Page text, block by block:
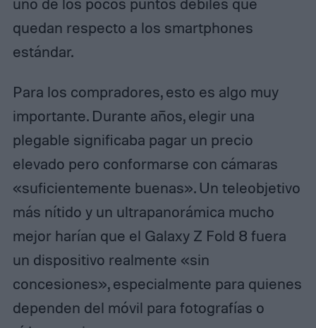
quedan respecto a los smartphones
estándar.
Para los compradores, esto es algo muy
importante. Durante años, elegir una
plegable significaba pagar un precio
elevado pero conformarse con cámaras
«suficientemente buenas». Un teleobjetivo
más nítido y un ultrapanorámica mucho
mejor harían que el Galaxy Z Fold 8 fuera
un dispositivo realmente «sin
concesiones», especialmente para quienes
dependen del móvil para fotografías o